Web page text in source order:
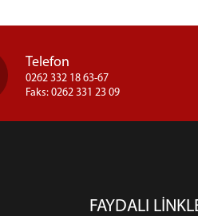
Telefon
0262 332 18 63-67
Faks: 0262 331 23 09
FAYDALI